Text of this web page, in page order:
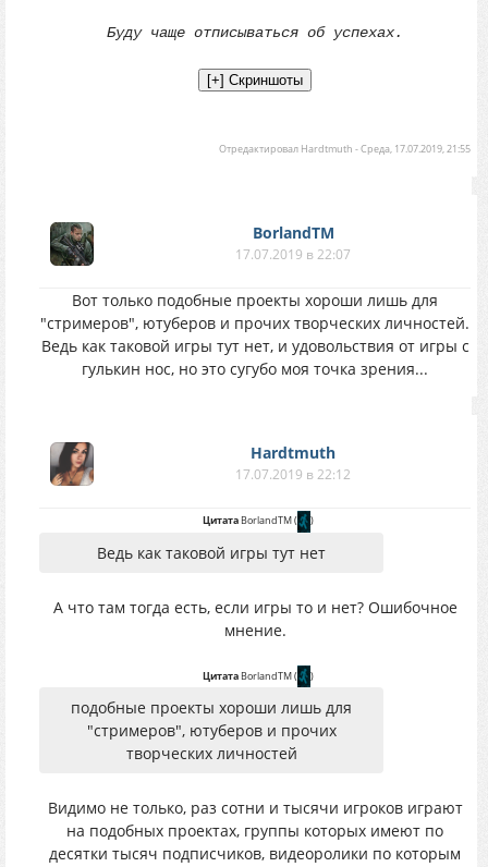
Буду чаще отписываться об успехах.
Отредактировал Hardtmuth -Среда, 17.07.2019, 21:55
BorlandTM
17.07.2019 в 22:07
Вот только подобные проекты хороши лишь для
"стримеров", ютуберов и прочих творческих личностей.
Ведь как таковой игры тут нет, и удовольствия от игры с
гулькин нос, но это сугубо моя точка зрения...
Hardtmuth
17.07.2019 в 22:12
ЦитатаBorlandTM( )
Ведь как таковой игры тут нет
А что там тогда есть, если игры то и нет? Ошибочное
мнение.
ЦитатаBorlandTM( )
подобные проекты хороши лишь для
"стримеров", ютуберов и прочих
творческих личностей
Видимо не только, раз сотни и тысячи игроков играют
на подобных проектах, группы которых имеют по
десятки тысяч подписчиков, видеоролики по которым